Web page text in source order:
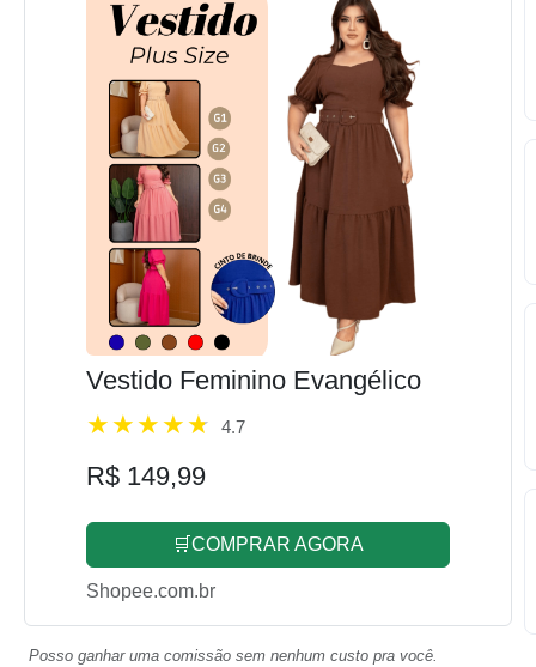
Vestido Feminino Evangélico
4.7
R$ 149,99
🛒COMPRAR AGORA
Shopee.com.br
Posso ganhar uma comissão sem nenhum custo pra você.